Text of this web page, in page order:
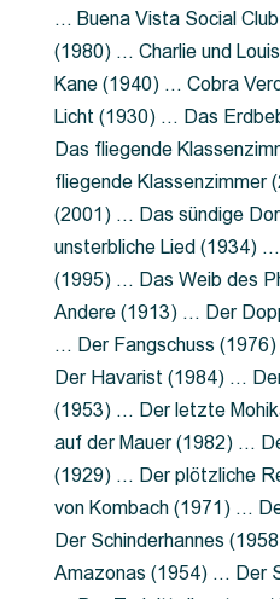
… Buena Vista Social
(1980) … Charlie und
Kane (1940) … Cobra
Licht (1930) … Das
Das fliegende
fliegende Klassenzimmer
(2001) … Das sündige
unsterbliche Lied (1934)
(1995) … Das Weib des
Andere (1913) … Der
… Der Fangschuss
Der Havarist (1984) …
(1953) … Der letzte
auf der Mauer (1982) …
(1929) … Der plötzliche
von Kombach (1971) …
Der Schinderhannes
Amazonas (1954) … Der